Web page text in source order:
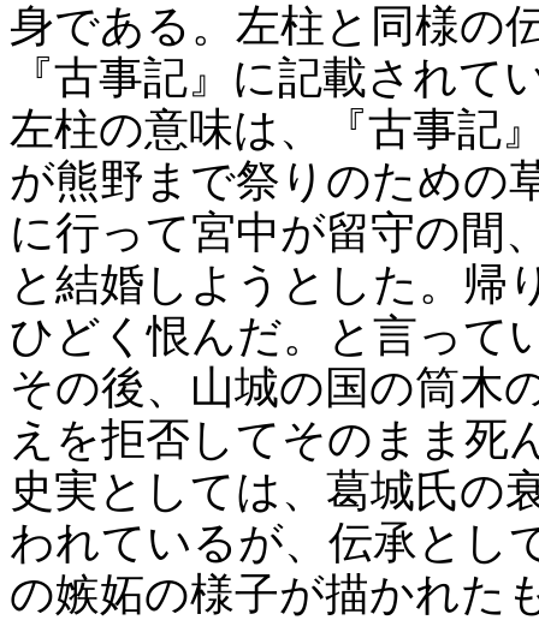
身である。左柱と同様の
『古事記』に記載されて
左柱の意味は、『古事記
が熊野まで祭りのための
に行って宮中が留守の間
と結婚しようとした。帰
ひどく恨んだ。と言って
その後、山城の国の筒木
えを拒否してそのまま死
史実としては、葛城氏の
われているが、伝承とし
の嫉妬の様子が描かれた